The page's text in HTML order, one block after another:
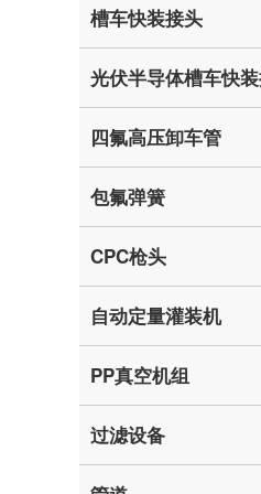
槽车快装接头
光伏半导体槽车快
四氟高压卸车管
包氟弹簧
CPC枪头
自动定量灌装机
PP真空机组
过滤设备